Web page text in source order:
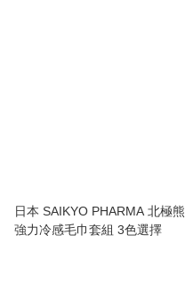
日本 SAIKYO PHARMA 北極熊
強力冷感毛巾套組 3色選擇